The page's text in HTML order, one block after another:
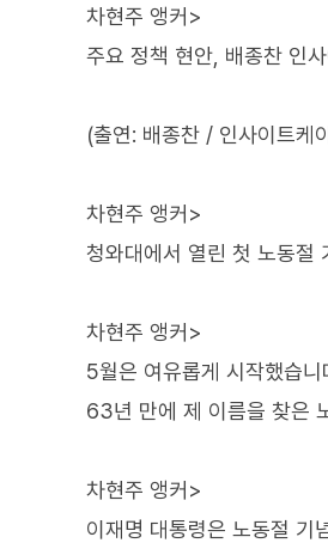
차현주 앵커>
주요 정책 현안, 배종찬 인
(출연: 배종찬 / 인사이트케
차현주 앵커>
청와대에서 열린 첫 노동절
차현주 앵커>
5월은 여유롭게 시작했습니
63년 만에 제 이름을 찾은
차현주 앵커>
이재명 대통령은 노동절 기